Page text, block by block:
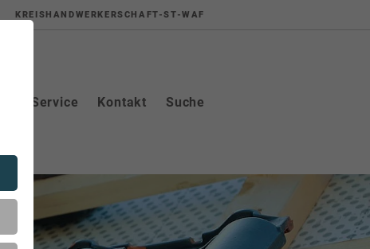
KREISHANDWERKERSCHAFT-ST-WAF
Service Kontakt Suche